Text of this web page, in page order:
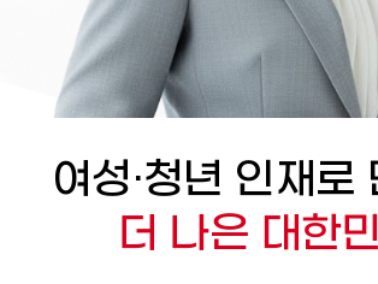
여성·청년 인재로
더 나은 대한